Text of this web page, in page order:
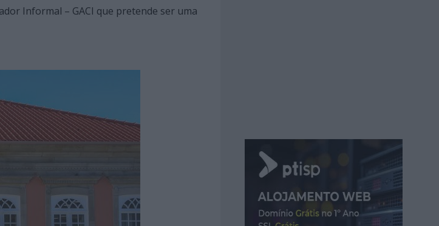
Informal – GACI que pretende ser uma